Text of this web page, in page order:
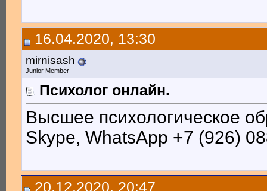
16.04.2020, 13:30
mirnisash
Junior Member
Психолог онлайн.
Высшее психологическое
Skype, WhatsApp +7 (926)
20.12.2020, 20:47